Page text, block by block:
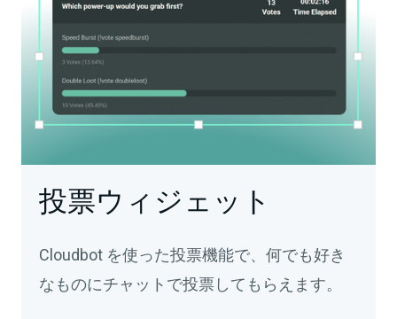
投票ウィジェット
Cloudbot を使った投票機能で、何でも好き
なものにチャットで投票してもらえます。